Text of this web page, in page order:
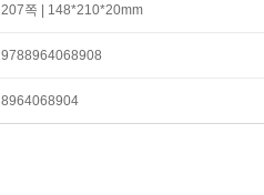
207쪽 | 148*210*20mm
9788964068908
8964068904